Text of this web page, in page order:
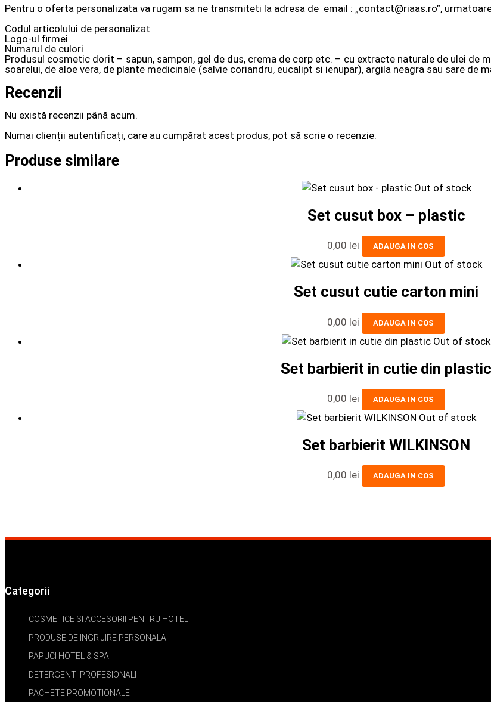
Pentru o oferta personalizata va rugam sa ne transmiteti la adresa de email : „contact@riaas.ro”,
Codul articolului de personalizat
Logo-ul firmei
Numarul de culori
Produsul cosmetic dorit – sapun, sampon, gel de dus, crema de corp etc. – cu extracte naturale de ulei de
soarelui, de aloe vera, de plante medicinale (salvie coriandru, eucalipt si ienupar), argila neagra sau sare de
Recenzii
Nu există recenzii până acum.
Numai clienții autentificați, care au cumpărat acest produs, pot să scrie o recenzie.
Produse similare
Out of stock
Set cusut box – plastic
0,00 lei ADAUGA IN COS
Out of stock
Set cusut cutie carton mini
0,00 lei ADAUGA IN COS
Out of stock
Set barbierit in cutie din plastic
0,00 lei ADAUGA IN COS
Out of stock
Set barbierit WILKINSON
0,00 lei ADAUGA IN COS
Categorii
COSMETICE SI ACCESORII PENTRU HOTEL
PRODUSE DE INGRIJIRE PERSONALA
PAPUCI HOTEL & SPA
DETERGENTI PROFESIONALI
PACHETE PROMOTIONALE